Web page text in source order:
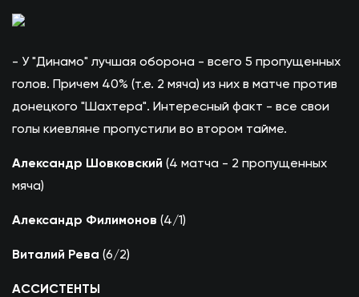
- У "Динамо" лучшая оборона - всего 5 пропущенных
голов. Причем 40% (т.е. 2 мяча) из них в матче против
донецкого "Шахтера". Интересный факт - все свои
голы киевляне пропустили во втором тайме.
Александр Шовковский (4 матча - 2 пропущенных
мяча)
Александр Филимонов (4/1)
Виталий Рева (6/2)
АCCИСТЕНТЫ